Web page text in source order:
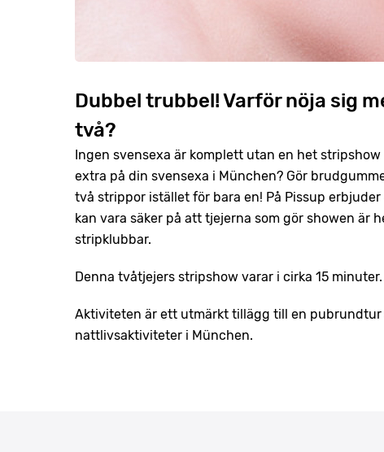
Dubbel trubbel! Varför nöja sig
två?
Ingen svensexa är komplett utan en het
extra på din svensexa i München? Gör
två strippor istället för bara en! På Pissup erbjuder
kan vara säker på att tjejerna som gör showen är
stripklubbar.
Denna tvåtjejers stripshow varar i cirka 15 minuter.
Aktiviteten är ett utmärkt tillägg till en pubrundtur
nattlivsaktiviteter i München.